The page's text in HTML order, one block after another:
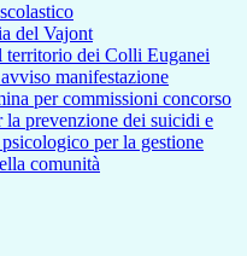
del Vajont
territorio dei Colli Euganei
manifestazione
per commissioni concorso
la prevenzione dei suicidi e
per la gestione
comunità